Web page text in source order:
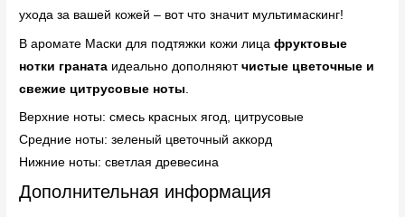
ухода за вашей кожей – вот что значит мультимаскинг!
В аромате Маски для подтяжки кожи лица фруктовые
нотки граната идеально дополняютчистые цветочные и
свежие цитрусовые ноты
Верхние ноты: смесь красных ягод, цитрусовые
Средние ноты: зеленый цветочный аккорд
Нижние ноты: светлая древесина
Дополнительная информация